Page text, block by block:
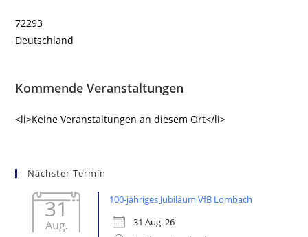
72293
Deutschland
Kommende Veranstaltungen
<li>Keine Veranstaltungen an diesem Ort</li>
Nächster Termin
31
Aug.
100-jähriges Jubiläum VfB Lombach
31 Aug. 26